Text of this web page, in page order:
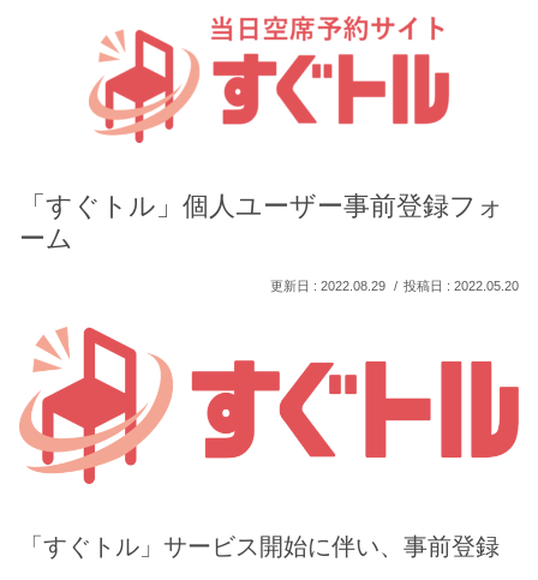
「すぐトル」個人ユーザー事前登録フォ
ーム
2022.08.29 2022.05.20
「すぐトル」サービス開始に伴い、事前登録